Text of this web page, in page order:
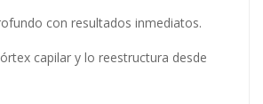
con resultados inmediatos.
capilar y lo reestructura desde